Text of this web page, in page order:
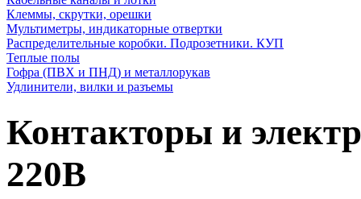
Клеммы, скрутки, орешки
Мультиметры, индикаторные отвертки
Распределительные коробки. Подрозетники. КУП
Теплые полы
Гофра (ПВХ и ПНД) и металлорукав
Удлинители, вилки и разъемы
Контакторы и
220В